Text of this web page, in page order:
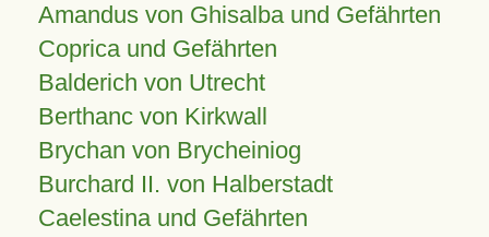
Amandus von Ghisalba und Gefährten
Coprica und Gefährten
Balderich von Utrecht
Berthanc von Kirkwall
Brychan von Brycheiniog
Burchard II. von Halberstadt
Caelestina und Gefährten